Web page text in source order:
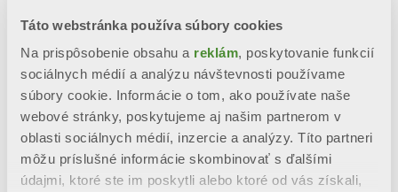
Táto webstránka používa súbory cookies
Na prispôsobenie obsahu a reklám, poskytovanie funkcií
sociálnych médií a analýzu návštevnosti používame
súbory cookie. Informácie o tom, ako používate naše
webové stránky, poskytujeme aj našim partnerom v
oblasti sociálnych médií, inzercie a analýzy. Títo partneri
môžu príslušné informácie skombinovať s ďalšími
údajmi, ktoré ste im poskytli alebo ktoré od vás získali,